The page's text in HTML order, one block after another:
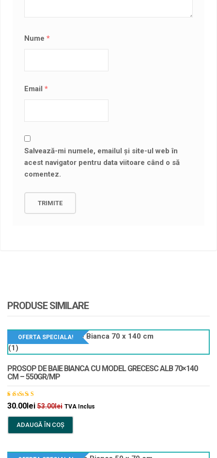
Nume*
Email*
Salvează-mi numele, emailul și site-ul web în
acest navigator pentru data viitoare când o să
comentez.
PRODUSE SIMILARE
OFERTA SPECIALA!
PROSOP DE BAIE BIANCA CU MODEL GRECESC ALB 70×140
CM – 550GR/MP
Evaluat
la5.00
din 5
30.00 lei 53.00lei TVA Inclus
ADAUGĂ ÎN COȘ